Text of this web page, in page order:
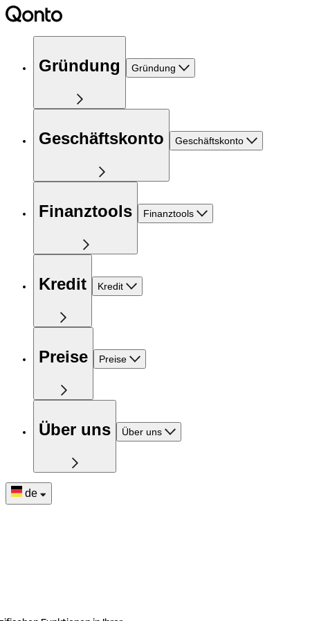
Gründung Gründung
Geschäftskonto Geschäftskonto
Finanztools Finanztools
Kredit Kredit
Preise Preise
Über uns Über uns
de